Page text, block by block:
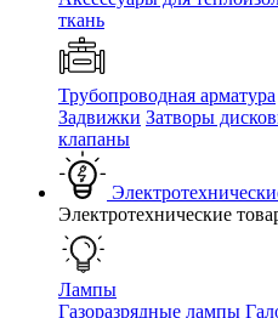
ткань
Трубопроводная арматура
Задвижки Затворы
клапаны
Электротехнические
Лампы
Газоразрядные лампы